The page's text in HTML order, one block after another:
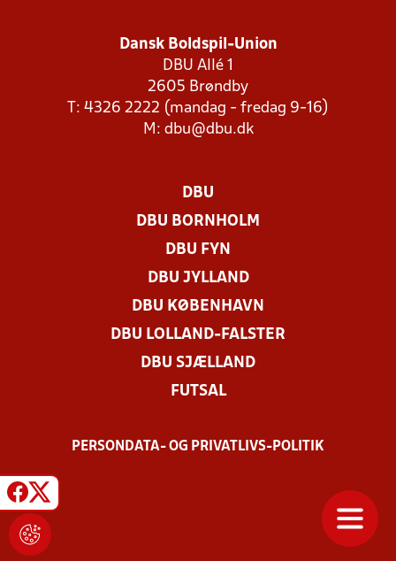
Dansk Boldspil-Union
DBU Allé 1
2605 Brøndby
T: 4326 2222 (mandag - fredag 9-16)
M: dbu@dbu.dk
DBU
DBU BORNHOLM
DBU FYN
DBU JYLLAND
DBU KØBENHAVN
DBU LOLLAND-FALSTER
DBU SJÆLLAND
FUTSAL
PERSONDATA- OG PRIVATLIVS-POLITIK